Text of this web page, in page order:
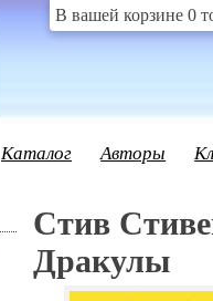
В вашей корзине 0
Каталог Авторы
Стив
Дракулы